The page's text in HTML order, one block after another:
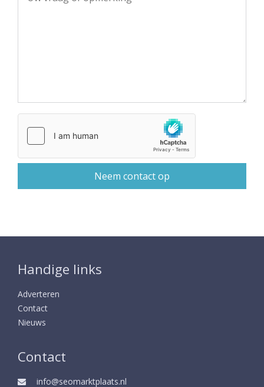
Handige links
Adverteren
Contact
Nieuws
Contact
info@seomarktplaats.nl